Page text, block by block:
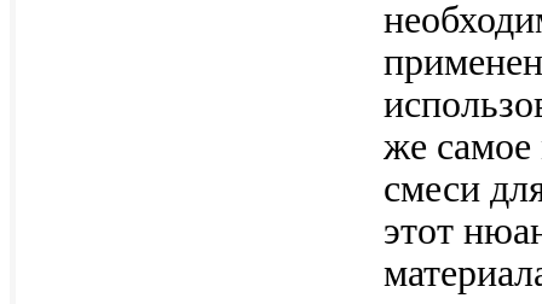
же самое
смеси
этот